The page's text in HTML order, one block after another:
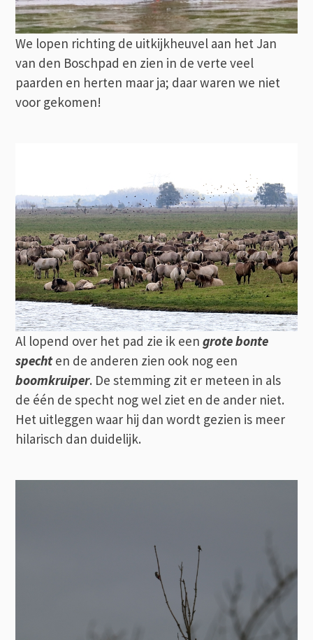
We lopen richting de uitkijkheuvel aan het Jan
van den Boschpad en zien in de verte veel
paarden en herten maar ja; daar waren we niet
voor gekomen!
Al lopend over het pad zie ik eengrote bonte
spechten de anderen zien ook nog een
boomkruiper. De stemming zit er meteen in als
de één de specht nog wel ziet en de ander niet.
Het uitleggen waar hij dan wordt gezien is meer
hilarisch dan duidelijk.